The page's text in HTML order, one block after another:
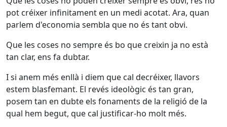
pot créixer infinitament en un medi acotat. Ara, quan
parlem d'economia sembla que no és tant obvi.
Que les coses no sempre és bo que creixin ja no està
tan clar, ens fa dubtar.
I si anem més enllà i diem que cal decréixer, llavors
estem blasfemant. El revés ideològic és tan gran,
posem tan en dubte els fonaments de la religió de la
qual hem begut, que cal justificar-ho molt més.